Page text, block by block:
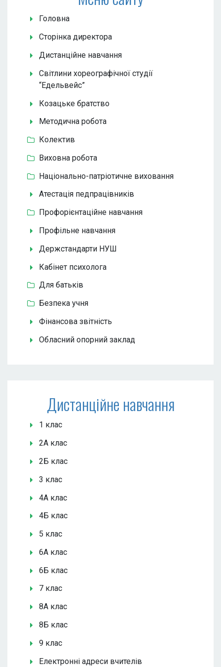
Головна
Сторінка директора
Дистанційне навчання
Світлини хореографічної студії
“Едельвейс”
Козацьке братство
Методична робота
Колектив
Виховна робота
Національно-патріотичне виховання
Атестація педпрацівників
Профорієнтаційне навчання
Профільне навчання
Держстандарти НУШ
Кабінет психолога
Для батьків
Безпека учня
Фінансова звітність
Обласний опорний заклад
Дистанційне навчання
1 клас
2А клас
2Б клас
3 клас
4А клас
4Б клас
5 клас
6А клас
6Б клас
7 клас
8А клас
8Б клас
9 клас
Електронні адреси вчителів